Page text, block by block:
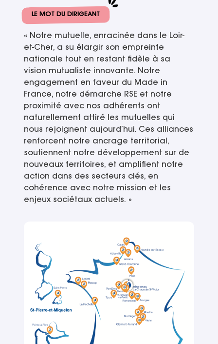
LE MOT DU DIRIGEANT
« Notre mutuelle, enracinée dans le Loir-
et-Cher, a su élargir son empreinte
nationale tout en restant fidèle à sa
vision mutualiste innovante. Notre
engagement en faveur du Made in
France, notre démarche RSE et notre
proximité avec nos adhérents ont
naturellement attiré les mutuelles qui
nous rejoignent aujourd’hui. Ces alliances
renforcent notre ancrage territorial,
soutiennent notre développement sur de
nouveaux territoires, et amplifient notre
action dans des secteurs clés, en
cohérence avec notre mission et les
enjeux sociétaux actuels. »